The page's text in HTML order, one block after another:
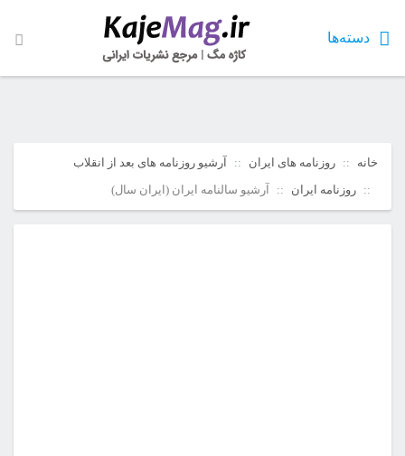
دسته‌ها
خانه روزنامه های ایران
آرشیو روزنامه های بعد از انقلاب
روزنامه ایران
آرشیو سالنامه ایران (ایران سال)